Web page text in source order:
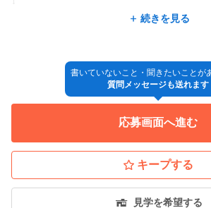
※採用方法が変更となる場合もございますの
い。
【面接地】
続きを見る
書いていないこと・聞きたいことが
質問メッセージも送れます
応募画面へ進む
キープする
見学を希望する